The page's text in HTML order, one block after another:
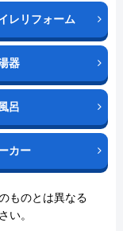
レリフォーム
器
呂
カー
ものとは異なる
い。